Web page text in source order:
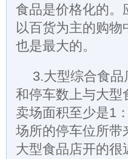
食品是价格化的。
以百货为主的购
也是最大的。
3.大型综合食
和停车数上与大型
卖场面积至少是1
场所的停车位所带
大型食品店开的